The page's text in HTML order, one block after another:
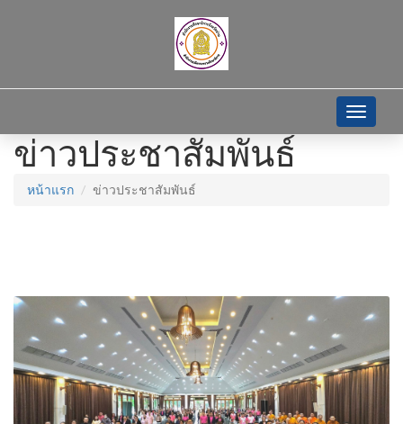
Toggle
ข่าวประชาสัมพันธ์
หน้าแรก ข่าวประชาสัมพันธ์